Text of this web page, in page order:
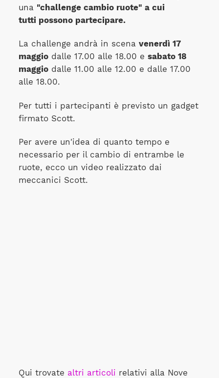
una "challenge cambio ruote" a cui
tutti possono partecipare.
La challenge andrà in scena venerdì 17
maggiodalle 17.00 alle 18.00 e sabato 18
maggiodalle 11.00 alle 12.00 e dalle 17.00
alle 18.00.
Per tutti i partecipanti è previsto un gadget
firmato Scott.
Per avere un'idea di quanto tempo e
necessario per il cambio di entrambe le
ruote, ecco un video realizzato dai
meccanici Scott.
Qui trovate altri articoli relativi alla Nove